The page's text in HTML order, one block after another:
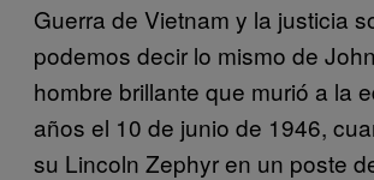
Guerra de Vietnam y la justicia
podemos decir lo mismo de
hombre brillante que murió a la
años el 10 de junio de 1946,
su Lincoln Zephyr en un poste